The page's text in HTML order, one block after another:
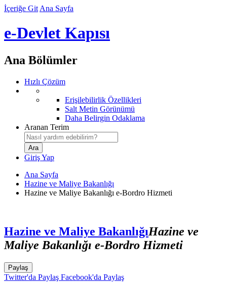
İçeriğe Git Ana Sayfa
e-Devlet Kapısı
Ana Bölümler
Hızlı Çözüm
Erişilebilirlik Özellikleri
Salt Metin Görünümü
Daha Belirgin Odaklama
Aranan Terim
Giriş Yap
Ana Sayfa
Hazine ve Maliye Bakanlığı
Hazine ve Maliye Bakanlığı e-Bordro Hizmeti
Hazine ve Maliye BakanlığıHazine ve
Maliye Bakanlığı e-Bordro Hizmeti
Paylaş
Twitter'da Paylaş Facebook'da Paylaş